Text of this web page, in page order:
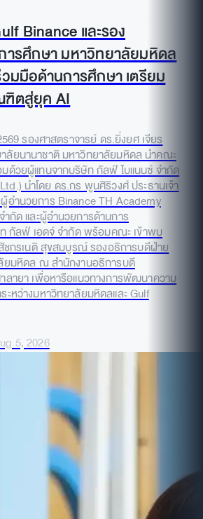
Binance และรอง
ารศึกษา มหาวิทยาลัยมหิดล
มมือด้านการศึกษา เตรียม
ตสู่ยุค AI
รองศาสตราจารย์ ดร.ยิ่งยศ เจียร
ยนานาชาติ มหาวิทยาลัยมหิดล นำคณะ
ด้วยผู้แทนจากบริษัท กัลฟ์ ไบแนนซ์ จำกัด
นำโดย ดร.กร พูนศิริวงศ์ ประธานเจ้า
อำนวยการ Binance TH Academy
กัด และผู้อำนวยการด้านการ
กัลฟ์ เอดจ์ จำกัด พร้อมคณะ เข้าพบ
ชกรเนติ สุขสมบูรณ์ รองอธิการบดีฝ่าย
ยมหิดล ณ สำนักงานอธิการบดี
ายา เพื่อหารือแนวทางการพัฒนาความ
หว่างมหาวิทยาลัยมหิดลและ Gulf
5, 2026